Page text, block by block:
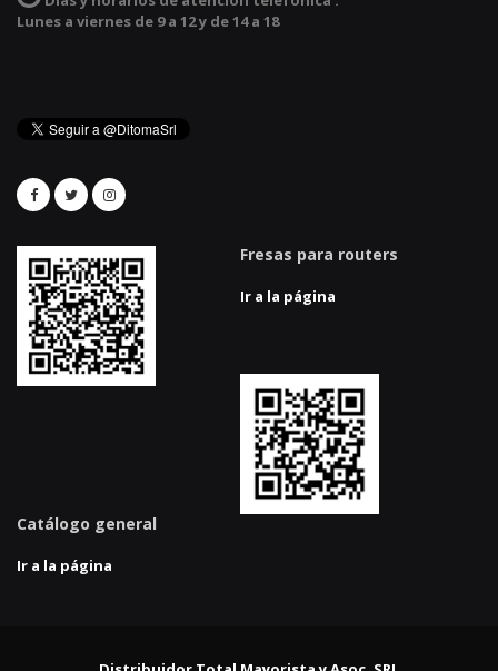
Lunes a viernes de 9 a 12 y de 14 a 18
Fresas para routers
Ir a la página
Catálogo general
Ir a la página